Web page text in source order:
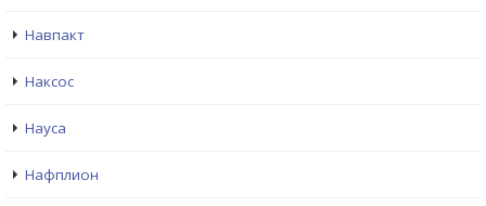
Навпакт
Наксос
Науса
Нафплион